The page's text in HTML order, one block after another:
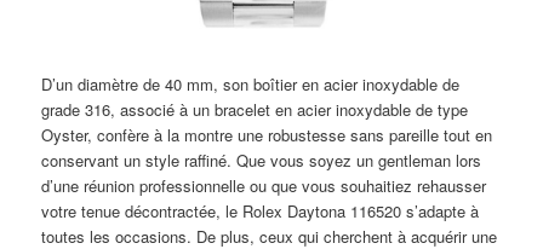
D’un diamètre de 40 mm, son boîtier en acier inoxydable de
grade 316, associé à un bracelet en acier inoxydable de type
Oyster, confère à la montre une robustesse sans pareille tout en
conservant un style raffiné. Que vous soyez un gentleman lors
d’une réunion professionnelle ou que vous souhaitiez rehausser
votre tenue décontractée, le Rolex Daytona 116520 s’adapte à
toutes les occasions. De plus, ceux qui cherchent à acquérir une